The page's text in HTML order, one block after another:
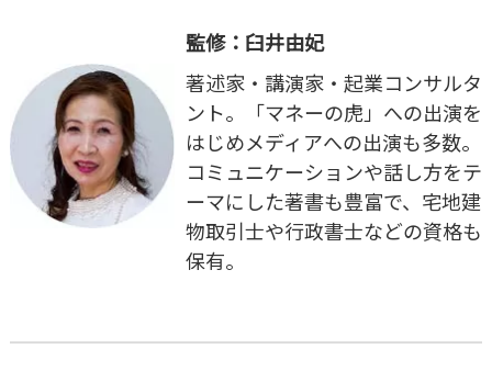
監修：臼井由妃
著述家・講演家・起業コンサルタ
ント。「マネーの虎」への出演を
はじめメディアへの出演も多数。
コミュニケーションや話し方をテ
ーマにした著書も豊富で、宅地建
物取引士や行政書士などの資格も
保有。